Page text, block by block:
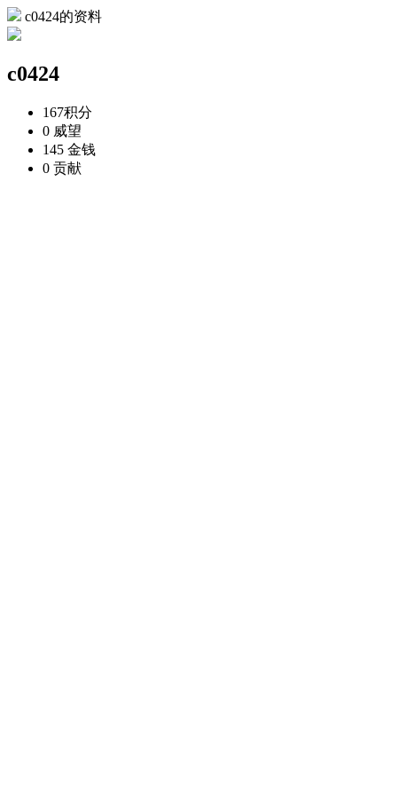
c0424的资料
c0424
167积分
0 威望
145 金钱
0 贡献